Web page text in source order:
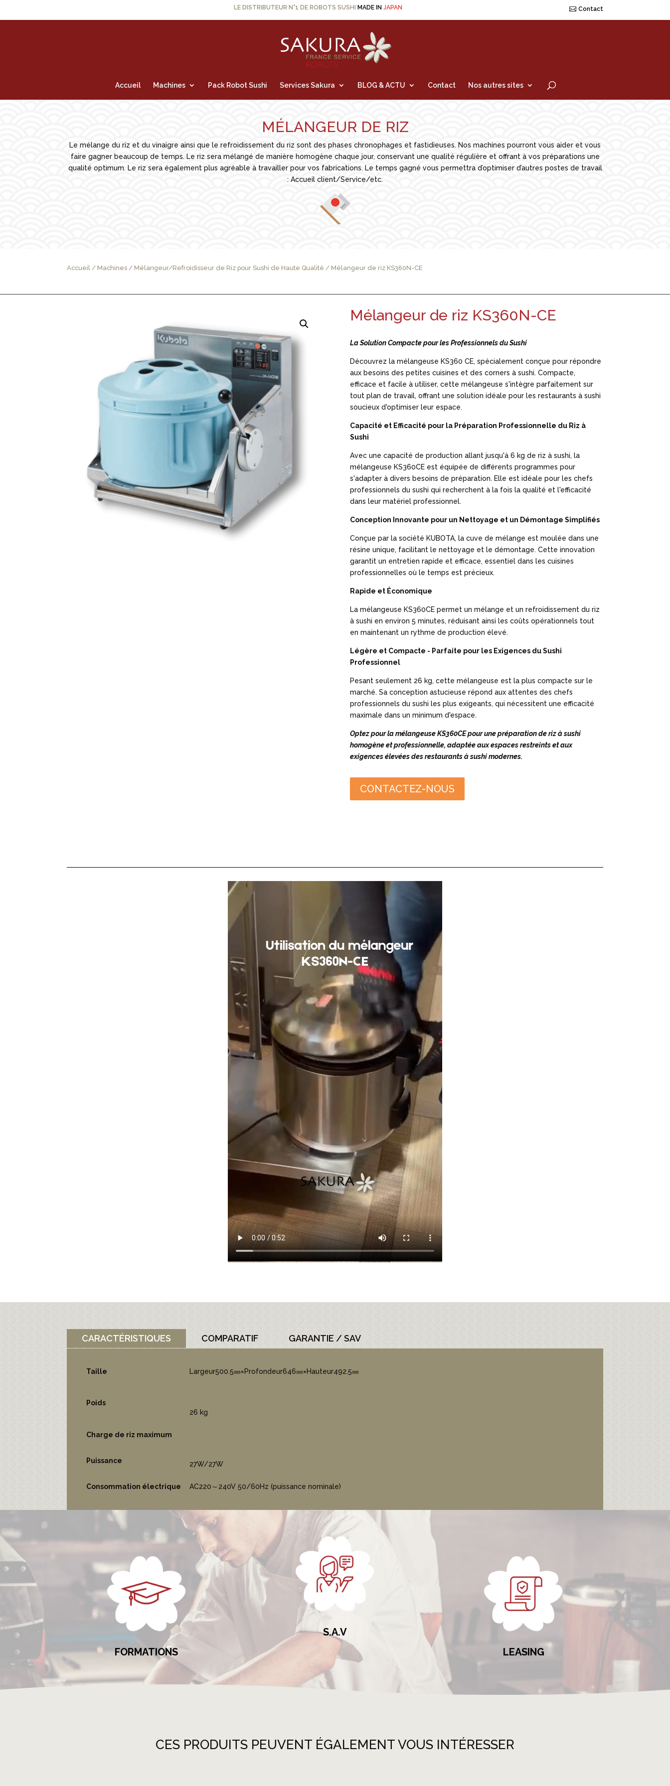
LE DISTRIBUTEUR N°1 DE ROBOTS SUSHI MADE IN JAPAN Contact
Accueil Machines Pack Robot Sushi Services Sakura BLOG & ACTU Contact Nos autres sites
MÉLANGEUR DE RIZ
Le mélange du riz et du vinaigre ainsi que le refroidissement du riz sont des phases chronophages et fastidieuses. Nos machines pourront vous aider et vous
faire gagner beaucoup de temps. Le riz sera mélangé de manière homogène chaque jour, conservant une qualité régulière et offrant à vos préparations une
qualité optimum. Le riz sera également plus agréable à travailler pour vos fabrications. Le temps gagné vous permettra d’optimiser d’autres postes de travail
: Accueil client/Service/etc.
Accueil /Machines /Mélangeur/Refroidisseur de Riz pour Sushi de Haute Qualité / Mélangeur de riz KS360N-CE
Mélangeur de riz KS360N-CE
La Solution Compacte pour les Professionnels du Sushi
Découvrez la mélangeuse KS360 CE, spécialement conçue pour répondre
aux besoins des petites cuisines et des corners à sushi. Compacte,
efficace et facile à utiliser, cette mélangeuse s'intègre parfaitement sur
tout plan de travail, offrant une solution idéale pour les restaurants à sushi
soucieux d'optimiser leur espace.
Capacité et Efficacité pour la Préparation Professionnelle du Riz à
Sushi
Avec une capacité de production allant jusqu'à 6 kg de riz à sushi, la
mélangeuse KS360CE est équipée de différents programmes pour
s'adapter à divers besoins de préparation. Elle est idéale pour les chefs
professionnels du sushi qui recherchent à la fois la qualité et l'efficacité
dans leur matériel professionnel.
Conception Innovante pour un Nettoyage et un Démontage Simplifiés
Conçue par la société KUBOTA, la cuve de mélange est moulée dans une
résine unique, facilitant le nettoyage et le démontage. Cette innovation
garantit un entretien rapide et efficace, essentiel dans les cuisines
professionnelles où le temps est précieux.
Rapide et Économique
La mélangeuse KS360CE permet un mélange et un refroidissement du riz
à sushi en environ 5 minutes, réduisant ainsi les coûts opérationnels tout
en maintenant un rythme de production élevé.
Légère et Compacte - Parfaite pour les Exigences du Sushi
Professionnel
Pesant seulement 26 kg, cette mélangeuse est la plus compacte sur le
marché. Sa conception astucieuse répond aux attentes des chefs
professionnels du sushi les plus exigeants, qui nécessitent une efficacité
maximale dans un minimum d'espace.
Optez pour la mélangeuse KS360CE pour une préparation de riz à sushi
homogène et professionnelle, adaptée aux espaces restreints et aux
exigences élevées des restaurants à sushi modernes.
CONTACTEZ-NOUS
CARACTÉRISTIQUES COMPARATIF GARANTIE / SAV
Taille Largeur500.5㎜×Profondeur646㎜×Hauteur492.5㎜
Poids
26 kg
Charge de riz maximum
Puissance 27W/27W
Consommation électrique AC220～240V 50/60Hz (puissance nominale)
FORMATIONS
S.A.V
LEASING
CES PRODUITS PEUVENT ÉGALEMENT VOUS INTÉRESSER